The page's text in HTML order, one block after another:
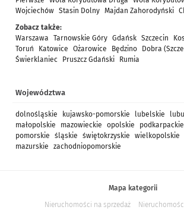
Wojciechów Stasin Dolny Majdan Zahorodyński
Zobacz także:
Warszawa
Tarnowskie Góry Gdańsk Szczecin
Toruń
Katowice Ożarowice Będzino Dobra
Świerklaniec
Pruszcz Gdański Rumia
Województwa
dolnośląskie kujawsko-pomorskie lubelskie
małopolskie
mazowieckie opolskie podkarpackie
pomorskie
śląskie świętokrzyskie wielkopolskie
mazurskie
zachodniopomorskie
Mapa kategorii
Nieruchomości na sprzedaż